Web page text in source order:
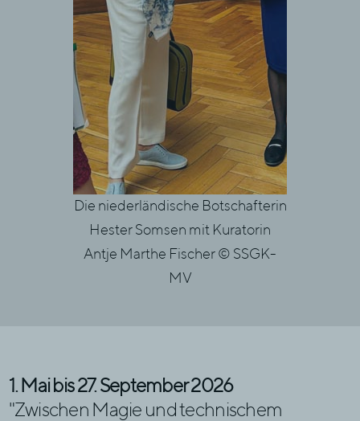
Die niederländische Botschafterin
Hester Somsen mit Kuratorin
Antje Marthe Fischer © SSGK-
MV
1. Mai bis 27. September 2026
"Zwischen Magie und technischem